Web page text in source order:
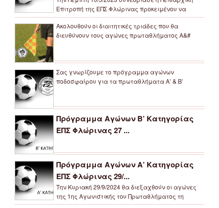
Επιτροπή της ΕΠΣ Φλώρινας προκειμένου να
Ακολουθούν οι διαιτητικές τριάδες που θα
διευθύνουν τους αγώνες πρωταθλήματος Α&#
Σας γνωρίζουμε το πρόγραμμα αγώνων
ποδοσφαίρου για τα πρωταθλήματα Α’ & Β’
Πρόγραμμα Αγώνων Β’ Κατηγορίας
ΕΠΣ Φλώρινας 27 ...
Πρόγραμμα Αγώνων Α’ Κατηγορίας
ΕΠΣ Φλώρινας 29/...
Την Κυριακή 29/9/2024 θα διεξαχθούν οι αγώνες
της 1ης Αγωνιστικής του Πρωταθλήματος τη